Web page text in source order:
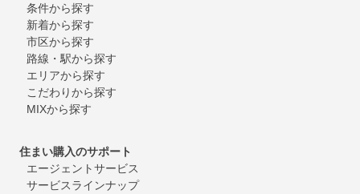
条件から探す
新着から探す
市区から探す
路線・駅から探す
エリアから探す
こだわりから探す
MIXから探す
住まい購入のサポート
エージェントサービス
サービスラインナップ